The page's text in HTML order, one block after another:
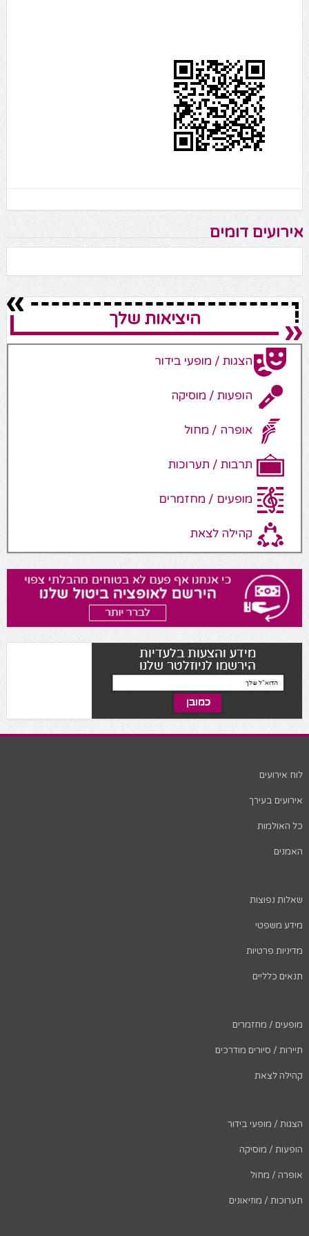
אירועים דומים
היציאות שלך
הצגות / מופעי בידור
הופעות / מוסיקה
אופרה / מחול
תרבות / תערוכות
מופעים / מחזמרים
קהילה לצאת
לוח אירועים
אירועים בעירך
כל האולמות
האמנים
שאלות נפוצות
מידע משפטי
מדיניות פרטיות
תנאים כלליים
מופעים / מחזמרים
תיירות / סיורים מודרכים
קהילה לצאת
הצגות / מופעי בידור
הופעות / מוסיקה
אופרה / מחול
תערוכות / מוזיאונים